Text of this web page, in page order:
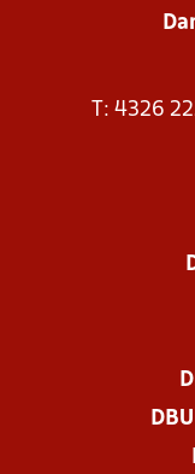
T: 4326